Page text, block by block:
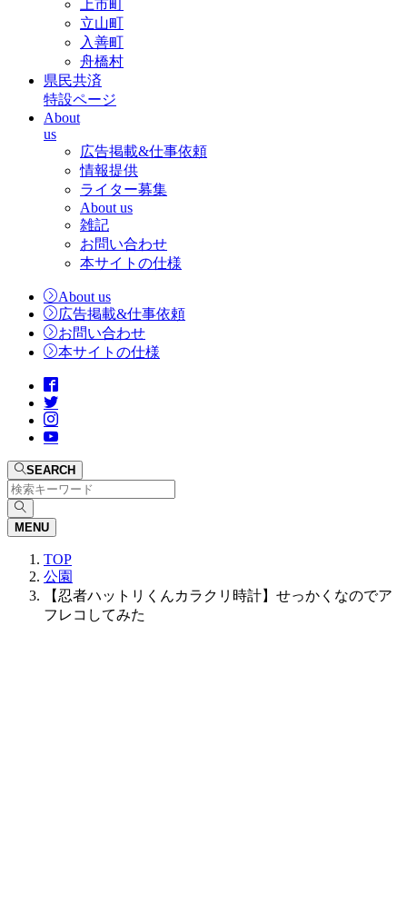
上市町
立山町
入善町
舟橋村
県民共済
特設ページ
About
us
広告掲載&仕事依頼
情報提供
ライター募集
About us
雑記
お問い合わせ
本サイトの仕様
About us
広告掲載&仕事依頼
お問い合わせ
本サイトの仕様
SEARCH
MENU
TOP
公園
【忍者ハットリくんカラクリ時計】せっかくなのでア
フレコしてみた